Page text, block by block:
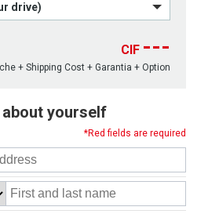
drive)
CIF ---
+ Shipping Cost + Garantia + Option
yourself
*Red fields are required